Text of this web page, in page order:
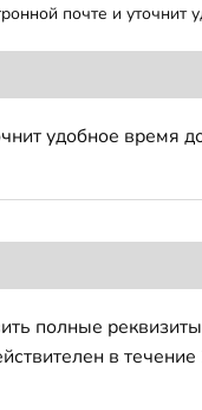
почте и уточнит
удобное время
полные
в